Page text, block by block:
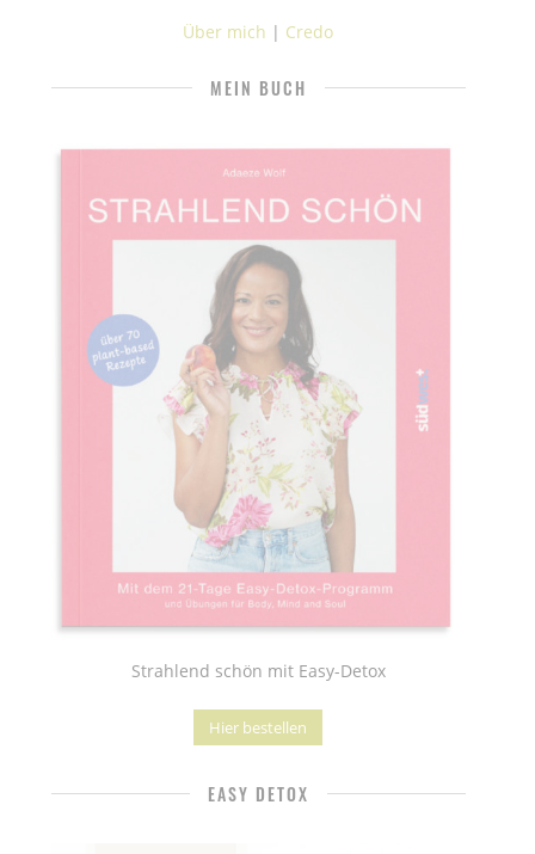
Über mich | Credo
MEIN BUCH
Strahlend schön mit Easy-Detox
Hier bestellen
EASY DETOX